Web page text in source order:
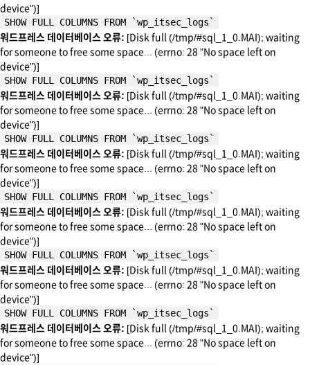
device")]
SHOW FULL COLUMNS FROM `wp_itsec_logs`
워드프레스 데이터베이스 오류: [Disk full (/tmp/#sql_1_0.MAI); waiting
for someone to free some space... (errno: 28 "No space left on
device")]
SHOW FULL COLUMNS FROM `wp_itsec_logs`
워드프레스 데이터베이스 오류: [Disk full (/tmp/#sql_1_0.MAI); waiting
for someone to free some space... (errno: 28 "No space left on
device")]
SHOW FULL COLUMNS FROM `wp_itsec_logs`
워드프레스 데이터베이스 오류: [Disk full (/tmp/#sql_1_0.MAI); waiting
for someone to free some space... (errno: 28 "No space left on
device")]
SHOW FULL COLUMNS FROM `wp_itsec_logs`
워드프레스 데이터베이스 오류: [Disk full (/tmp/#sql_1_0.MAI); waiting
for someone to free some space... (errno: 28 "No space left on
device")]
SHOW FULL COLUMNS FROM `wp_itsec_logs`
워드프레스 데이터베이스 오류: [Disk full (/tmp/#sql_1_0.MAI); waiting
for someone to free some space... (errno: 28 "No space left on
device")]
SHOW FULL COLUMNS FROM `wp_itsec_logs`
워드프레스 데이터베이스 오류: [Disk full (/tmp/#sql_1_0.MAI); waiting
for someone to free some space... (errno: 28 "No space left on
device")]